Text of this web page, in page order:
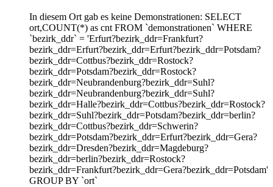
In diesem Ort gab es keine Demonstrationen: SELECT
ort,COUNT(*) as cnt FROM `demonstrationen` WHERE
`bezirk_ddr` = 'Erfurt?bezirk_ddr=Frankfurt?
bezirk_ddr=Erfurt?bezirk_ddr=Erfurt?bezirk_ddr=Potsdam?
bezirk_ddr=Cottbus?bezirk_ddr=Rostock?
bezirk_ddr=Potsdam?bezirk_ddr=Rostock?
bezirk_ddr=Neubrandenburg?bezirk_ddr=Suhl?
bezirk_ddr=Neubrandenburg?bezirk_ddr=Suhl?
bezirk_ddr=Halle?bezirk_ddr=Cottbus?bezirk_ddr=Rostock?
bezirk_ddr=Suhl?bezirk_ddr=Potsdam?bezirk_ddr=berlin?
bezirk_ddr=Cottbus?bezirk_ddr=Schwerin?
bezirk_ddr=Potsdam?bezirk_ddr=Erfurt?bezirk_ddr=Gera?
bezirk_ddr=Dresden?bezirk_ddr=Magdeburg?
bezirk_ddr=berlin?bezirk_ddr=Rostock?
bezirk_ddr=Frankfurt?bezirk_ddr=Gera?bezirk_ddr=Potsdam'
GROUP BY `ort`